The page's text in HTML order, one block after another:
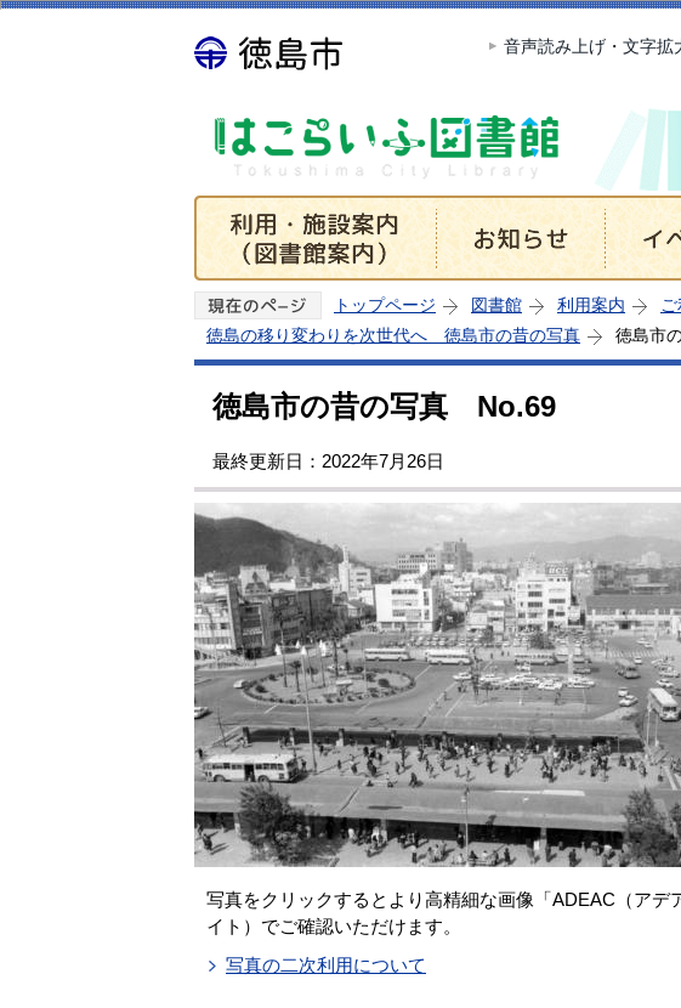
音声読み上げ・文字拡
トップページ 図書館 利用案内
徳島の移り変わりを次世代へ 徳島市の昔の写真
徳島市
徳島市の昔の写真 No.69
最終更新日：2022年7月26日
写真をクリックするとより高精細な画像「ADEAC（ア
イト）でご確認いただけます。
写真の二次利用について